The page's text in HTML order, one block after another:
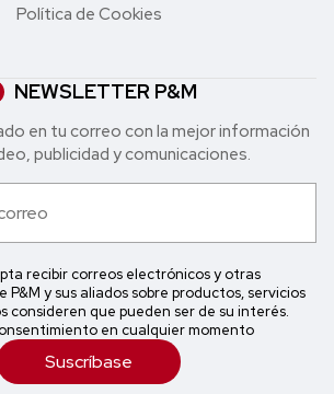
Política de Cookies
NEWSLETTER P&M
en tu correo con la mejor in formación
publicidad y comunicaciones.
recibir correos electrónicos y otras
P&M y sus aliados sobre productos, servicios
consideren que pueden ser de su interés.
en cualquier momento
Suscríbase